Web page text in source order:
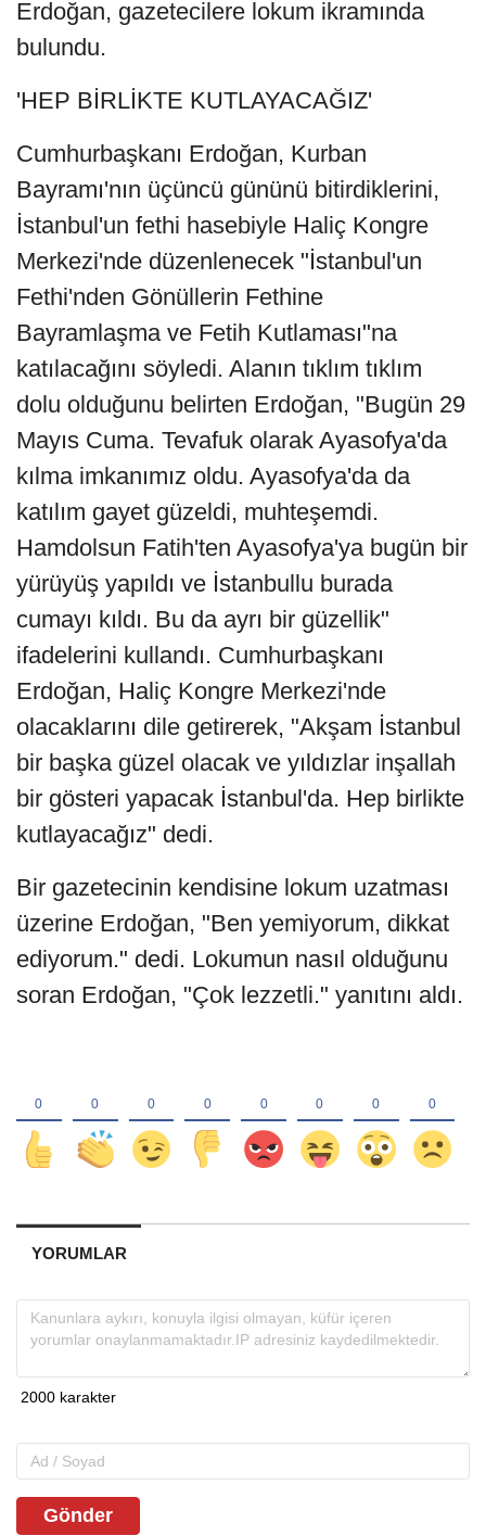
Erdoğan, gazetecilere lokum ikramında
bulundu.
'HEP BİRLİKTE KUTLAYACAĞIZ'
Cumhurbaşkanı Erdoğan, Kurban
Bayramı'nın üçüncü gününü bitirdiklerini,
İstanbul'un fethi hasebiyle Haliç Kongre
Merkezi'nde düzenlenecek "İstanbul'un
Fethi'nden Gönüllerin Fethine
Bayramlaşma ve Fetih Kutlaması"na
katılacağını söyledi. Alanın tıklım tıklım
dolu olduğunu belirten Erdoğan, "Bugün 29
Mayıs Cuma. Tevafuk olarak Ayasofya'da
kılma imkanımız oldu. Ayasofya'da da
katılım gayet güzeldi, muhteşemdi.
Hamdolsun Fatih'ten Ayasofya'ya bugün bir
yürüyüş yapıldı ve İstanbullu burada
cumayı kıldı. Bu da ayrı bir güzellik"
ifadelerini kullandı. Cumhurbaşkanı
Erdoğan, Haliç Kongre Merkezi'nde
olacaklarını dile getirerek, "Akşam İstanbul
bir başka güzel olacak ve yıldızlar inşallah
bir gösteri yapacak İstanbul'da. Hep birlikte
kutlayacağız" dedi.
Bir gazetecinin kendisine lokum uzatması
üzerine Erdoğan, "Ben yemiyorum, dikkat
ediyorum." dedi. Lokumun nasıl olduğunu
soran Erdoğan, "Çok lezzetli." yanıtını aldı.
YORUMLAR
Gönder